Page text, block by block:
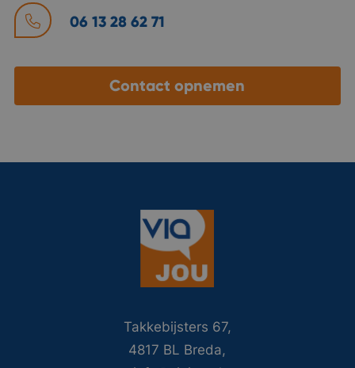
06 13 28 62 71
Contact opnemen
Takkebijsters 67,
4817 BL Breda,